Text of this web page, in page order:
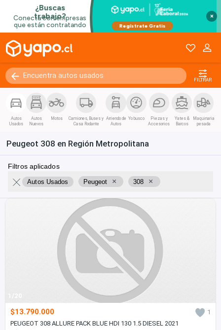
×
FILTRAR
Autos
Usados
Autos
Nuevos
Motos
Camiones, Buses y
Casa Rodante
Arriendo de
Autos
Yo busco
Piezas y
Accesorios
Yates &
Barcos
Maquinaria
pesada
Peugeot 308 en Región Metropolitana
Filtros aplicados
Autos Usados Peugeot × 308 ×
1/20
$13.790.000
1
PEUGEOT 308 ALLURE PACK BLUE HDI 130 1.5 DIESEL 2021